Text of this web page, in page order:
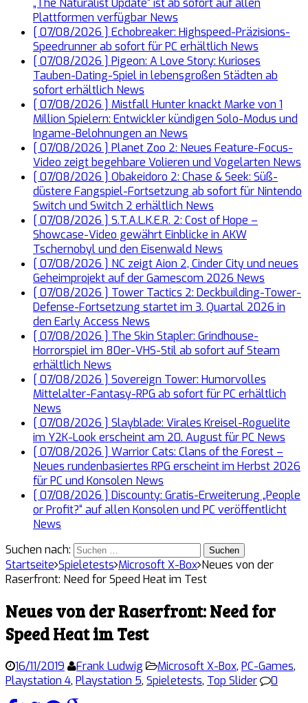
Plattformen verfügbar News
[ 07/08/2026 ] Echobreaker: Highspeed-Präzisions-
Speedrunner ab sofort für PC erhältlich News
[ 07/08/2026 ] Pigeon: A Love Story: Kurioses
Tauben-Dating-Spiel in lebensgroßen Städten ab
sofort erhältlich News
[ 07/08/2026 ] Mistfall Hunter knackt Marke von 1
Million Spielern: Entwickler kündigen Solo-Modus und
Ingame-Belohnungen an News
[ 07/08/2026 ] Planet Zoo 2: Neues Feature-Focus-
Video zeigt begehbare Volieren und Vogelarten News
[ 07/08/2026 ] Obakeidoro 2: Chase & Seek: Süß-
düstere Fangspiel-Fortsetzung ab sofort für Nintendo
Switch und Switch 2 erhältlich News
[ 07/08/2026 ] S.T.A.L.K.E.R. 2: Cost of Hope –
Showcase-Video gewährt Einblicke in AKW
Tschernobyl und den Eisenwald News
[ 07/08/2026 ] NC zeigt Aion 2, Cinder City und neues
Geheimprojekt auf der Gamescom 2026 News
[ 07/08/2026 ] Tower Tactics 2: Deckbuilding-Tower-
Defense-Fortsetzung startet im 3. Quartal 2026 in
den Early Access News
[ 07/08/2026 ] The Skin Stapler: Grindhouse-
Horrorspiel im 80er-VHS-Stil ab sofort auf Steam
erhältlich News
[ 07/08/2026 ] Sovereign Tower: Humorvolles
Mittelalter-Fantasy-RPG ab sofort für PC erhältlich
News
[ 07/08/2026 ] Slayblade: Virales Kreisel-Roguelite
im Y2K-Look erscheint am 20. August für PC News
[ 07/08/2026 ] Warrior Cats: Clans of the Forest –
Neues rundenbasiertes RPG erscheint im Herbst 2026
für PC und Konsolen News
[ 07/08/2026 ] Discounty: Gratis-Erweiterung „People
or Profit?“ auf allen Konsolen und PC veröffentlicht
News
Suchen nach:
Startseite Spieletests Microsoft X-Box Neues von der
Raserfront: Need for Speed Heat im Test
Neues von der Raserfront: Need for
Speed Heat im Test
16/11/2019 Frank Ludwig Microsoft X-Box, PC-Games,
Playstation 4, Playstation 5, Spieletests, Top Slider 0